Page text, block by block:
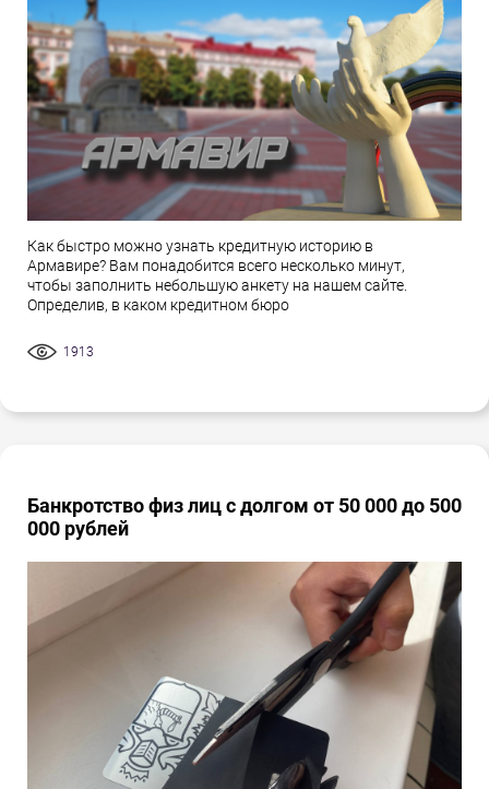
Как быстро можно узнать кредитную историю в
Армавире? Вам понадобится всего несколько минут,
чтобы заполнить небольшую анкету на нашем сайте.
Определив, в каком кредитном бюро
1913
Банкротство физ лиц с долгом от 50 000 до 500
000 рублей